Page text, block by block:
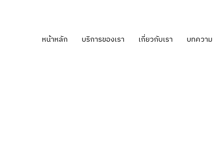
หน้าหลัก บริการของเรา เกี่ยวกับเรา บทความ